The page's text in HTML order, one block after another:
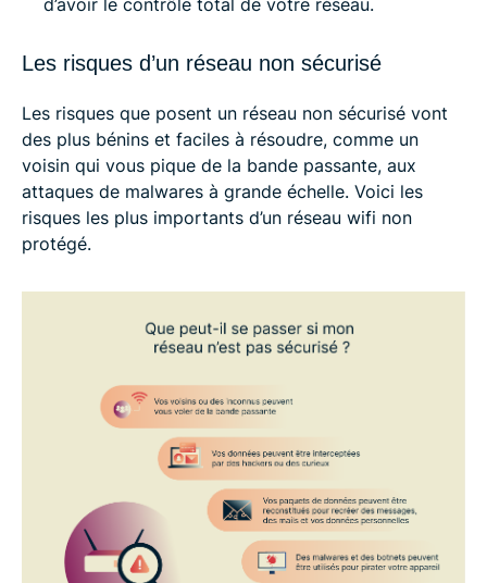
d’avoir le contrôle total de votre réseau.
Les risques d’un réseau non sécurisé
Les risques que posent un réseau non sécurisé vont
des plus bénins et faciles à résoudre, comme un
voisin qui vous pique de la bande passante, aux
attaques de malwares à grande échelle. Voici les
risques les plus importants d’un réseau wifi non
protégé.